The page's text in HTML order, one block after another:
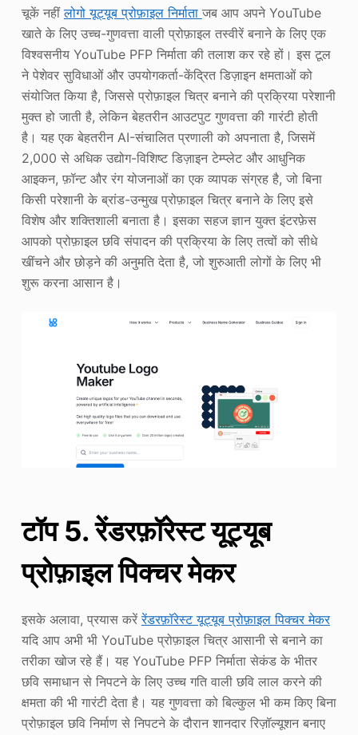
चूकें नहींलोगो यूट्यूब प्रोफ़ाइल निर्माता जब आप अपने YouTube
खाते के लिए उच्च-गुणवत्ता वाली प्रोफ़ाइल तस्वीरें बनाने के लिए एक
विश्वसनीय YouTube PFP निर्माता की तलाश कर रहे हों। इस टूल
ने पेशेवर सुविधाओं और उपयोगकर्ता-केंद्रित डिज़ाइन क्षमताओं को
संयोजित किया है, जिससे प्रोफ़ाइल चित्र बनाने की प्रक्रिया परेशानी
मुक्त हो जाती है, लेकिन बेहतरीन आउटपुट गुणवत्ता की गारंटी होती
है। यह एक बेहतरीन AI-संचालित प्रणाली को अपनाता है, जिसमें
2,000 से अधिक उद्योग-विशिष्ट डिज़ाइन टेम्प्लेट और आधुनिक
आइकन, फ़ॉन्ट और रंग योजनाओं का एक व्यापक संग्रह है, जो बिना
किसी परेशानी के ब्रांड-उन्मुख प्रोफ़ाइल चित्र बनाने के लिए इसे
विशेष और शक्तिशाली बनाता है। इसका सहज ज्ञान युक्त इंटरफ़ेस
आपको प्रोफ़ाइल छवि संपादन की प्रक्रिया के लिए तत्वों को सीधे
खींचने और छोड़ने की अनुमति देता है, जो शुरुआती लोगों के लिए भी
शुरू करना आसान है।
टॉप 5. रेंडरफ़ॉरेस्ट यूट्यूब
प्रोफ़ाइल पिक्चर मेकर
इसके अलावा, प्रयास करेंरेंडरफ़ॉरेस्ट यूट्यूब प्रोफ़ाइल पिक्चर मेकर
यदि आप अभी भी YouTube प्रोफ़ाइल चित्र आसानी से बनाने का
तरीका खोज रहे हैं। यह YouTube PFP निर्माता सेकंड के भीतर
छवि समाधान से निपटने के लिए उच्च गति वाली छवि लाल करने की
क्षमता की भी गारंटी देता है। यह गुणवत्ता को बिल्कुल भी कम किए बिना
प्रोफ़ाइल छवि निर्माण से निपटने के दौरान शानदार रिज़ॉल्यूशन बनाए